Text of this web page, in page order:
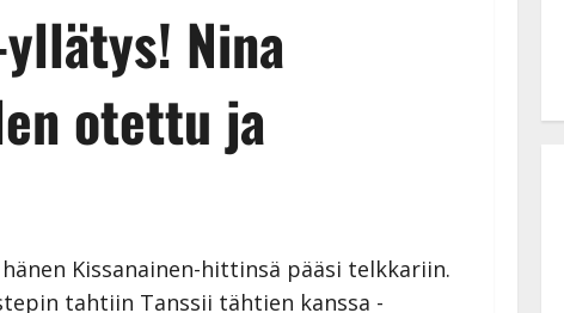
Nina
otettu ja
Kissanainen-hittinsä pääsi telkkariin.
tahtiin Tanssii tähtien kanssa -